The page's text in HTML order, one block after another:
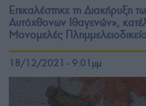
Επικαλέστηκε τη Διακήρυξη
Αυτόχθονων Ιθαγενών»,
Μονομελές Πλημμελειοδικείο
18/12/2021 - 9:01μμ